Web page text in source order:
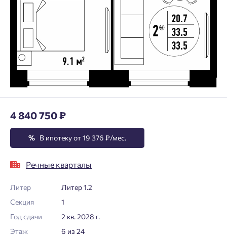
4 840 750 ₽
% В ипотеку от 19 376 ₽/мес.
Речные кварталы
Литер
Литер 1.2
Секция
1
Год сдачи
2 кв. 2028 г.
Этаж
6 из 24